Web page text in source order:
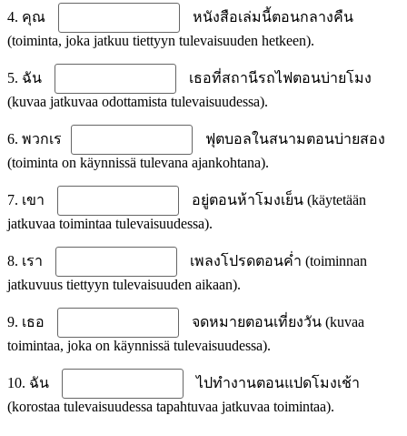
4. คุณ
หนังสือเล่มนี้ตอนกลางคืน
(toiminta, joka jatkuu tiettyyn tulevaisuuden hetkeen).
5. ฉัน
เธอที่สถานีรถไฟตอนบ่ายโมง
(kuvaa jatkuvaa odottamista tulevaisuudessa).
6. พวกเร
ฟุตบอลในสนามตอนบ่ายสอง
(toiminta on käynnissä tulevana ajankohtana).
7. เขา
อยู่ตอนห้าโมงเย็น (käytetään
jatkuvaa toimintaa tulevaisuudessa).
8. เรา
เพลงโปรดตอนค่ำ (toiminnan
jatkuvuus tiettyyn tulevaisuuden aikaan).
9. เธอ
จดหมายตอนเที่ยงวัน (kuvaa
toimintaa, joka on käynnissä tulevaisuudessa).
10. ฉัน
ไปทำงานตอนแปดโมงเช้า
(korostaa tulevaisuudessa tapahtuvaa jatkuvaa toimintaa).